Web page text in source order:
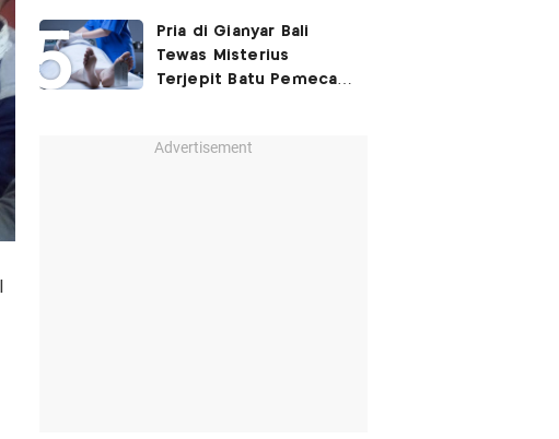
Pria di Gianyar Bali
Tewas Misterius
Terjepit Batu Pemecah
Advertisement